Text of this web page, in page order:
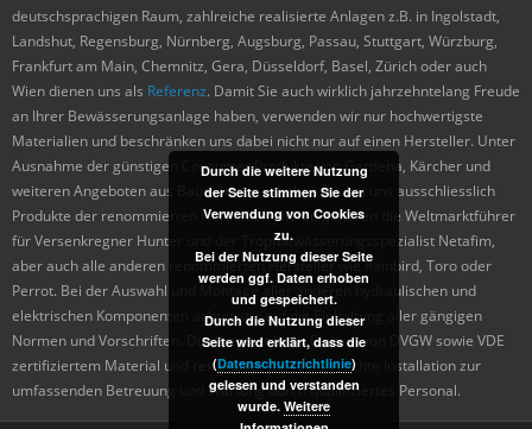
deutschsprachigen Raum, zahlreiche realisierte Anlagen z.B. in Ingolstadt,
Landshut, Regensburg, Nürnberg, Augsburg, Passau, Stuttgart, Würzburg,
Frankfurt am Main, Chemnitz, Gera, Düsseldorf, Basel, Zürich oder auch
Wien dienen uns als Referenz. Damit Sie auch wirklich jahrzehntelang Freude
an Ihrer Bewässerungsanlage haben, verwenden wir nur hochwertigste
Materialien und beschränken uns dabei nicht nur auf einen Hersteller. Unter
Ausnahme der günstigen Consumer Produkte von Gardena, Kärcher und
weiteren Angeboten aus Baumärkten erhalten Sie bei uns ausschliesslich
Produkte der renommierten Hersteller. Hierzu gehören die Weltmarktführer
für Versenkregner Hunter und der Tropfbewässerungsspezialist Netafim,
aber auch alle anderen renommierten Hersteller wie Rainbird, Toro oder
Perrot. Bei der Auswahl und Montage aller anderen hydraulischen und
elektrischen Komponenten achten wir auf die Einhaltung aller gängigen
Normen und Vorschriften. Dies beginnt beim Einkauf von DVGW sowie VDE
zertifiziertem Material und reicht über die fachgerechte Installation zur
umfassenden Betreuung und Wartung durch qualifiziertes Personal.
Durch die weitere Nutzung
der Seite stimmen Sie der
Verwendung von Cookies
zu.
Bei der Nutzung dieser Seite
werden ggf. Daten erhoben
und gespeichert.
Durch die Nutzung dieser
Seite wird erklärt, dass die
(Datenschutzrichtlinie)
gelesen und verstanden
wurde. Weitere